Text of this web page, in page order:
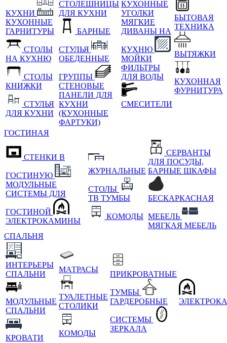
КУХНИ
КУХОННЫЕ
ГАРНИТУРЫ
СТОЛЫ
НА КУХНЮ
СТОЛЫ
КНИЖКИ
СТУЛЬЯ
ДЛЯ КУХНИ
СТОЛЕШНИЦЫ
ДЛЯ КУХНИ
БАРНЫЕ
СТУЛЬЯ
ОБЕДЕННЫЕ
ГРУППЫ
СТЕНОВЫЕ
ПАНЕЛИ ДЛЯ
КУХНИ
(КУХОННЫЕ
ФАРТУКИ)
КУХОННЫЕ
УГОЛКИ
МЯГКИЕ
ДИВАНЫ НА
КУХНЮ
МОЙКИ
ФИЛЬТРЫ
ДЛЯ ВОДЫ
СМЕСИТЕЛИ
БЫТОВАЯ
ТЕХНИКА
ВЫТЯЖКИ
КУХОННАЯ
ФУРНИТУРА
ГОСТИНАЯ
СТЕНКИ В
ГОСТИНУЮ
МОДУЛЬНЫЕ
СИСТЕМЫ ДЛЯ
ГОСТИНОЙ
ЭЛЕКТРОКАМИНЫ
ЖУРНАЛЬНЫЕ
СТОЛЫ
ТВ ТУМБЫ
КОМОДЫ
СЕРВАНТЫ
ДЛЯ ПОСУДЫ,
БАРНЫЕ ШКАФЫ
БЕСКАРКАСНАЯ
МЕБЕЛЬ
МЯГКАЯ МЕБЕЛЬ
СПАЛЬНЯ
ИНТЕРЬЕРЫ
СПАЛЬНИ
МОДУЛЬНЫЕ
СПАЛЬНИ
КРОВАТИ
МАТРАСЫ
ТУАЛЕТНЫЕ
СТОЛИКИ
КОМОДЫ
ПРИКРОВАТНЫЕ
ТУМБЫ
ГАРДЕРОБНЫЕ
СИСТЕМЫ
ЗЕРКАЛА